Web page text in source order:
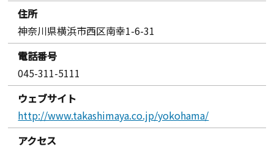
住所
神奈川県横浜市西区南幸1-6-31
電話番号
045-311-5111
ウェブサイト
http://www.takashimaya.co.jp/yokohama/
アクセス